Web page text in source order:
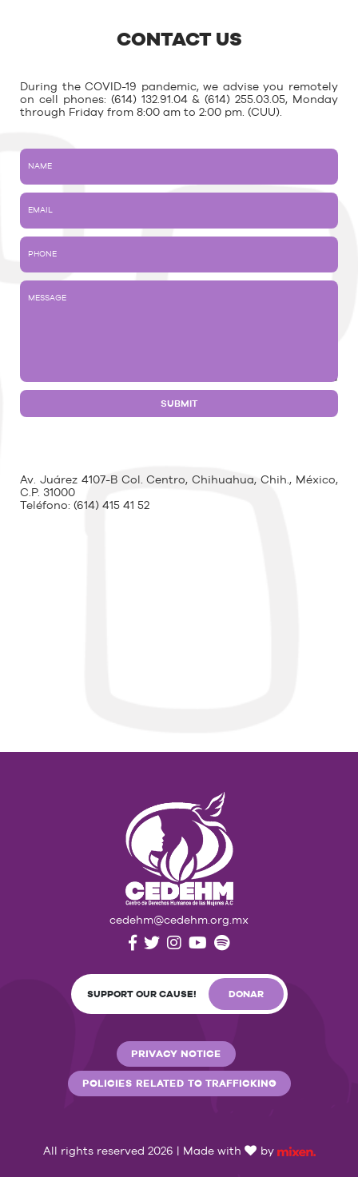
CONTACT US
During the COVID-19 pandemic, we advise you remotely
on cell phones: (614) 132.91.04 & (614) 255.03.05, Monday
through Friday from 8:00 am to 2:00 pm. (CUU).
Av. Juárez 4107-B Col. Centro, Chihuahua, Chih., México,
C.P. 31000
Teléfono: (614) 415 41 52
cedehm@cedehm.org.mx
SUPPORT OUR CAUSE! DONAR
PRIVACY NOTICE
POLICIES RELATED TO TRAFFICKING
All rights reserved 2026 | Made with by